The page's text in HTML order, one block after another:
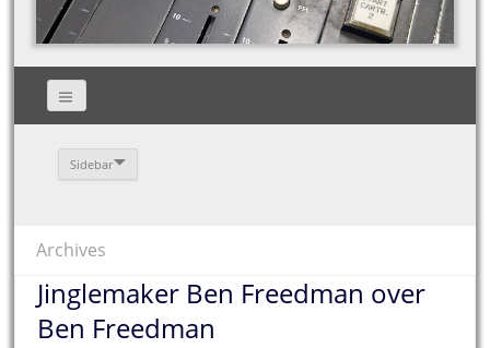
Sidebar
Archives
Jinglemaker Ben Freedman over
Ben Freedman